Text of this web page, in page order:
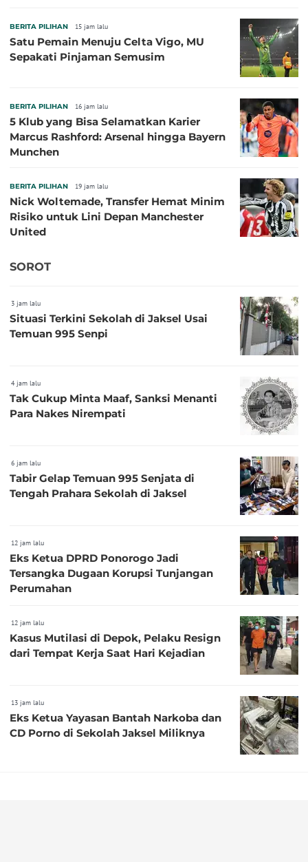
BERITA PILIHAN 15 jam lalu
Satu Pemain Menuju Celta Vigo, MU
Sepakati Pinjaman Semusim
BERITA PILIHAN 16 jam lalu
5 Klub yang Bisa Selamatkan Karier
Marcus Rashford: Arsenal hingga Bayern
Munchen
BERITA PILIHAN 19 jam lalu
Nick Woltemade, Transfer Hemat Minim
Risiko untuk Lini Depan Manchester
United
SOROT
3 jam lalu
Situasi Terkini Sekolah di Jaksel Usai
Temuan 995 Senpi
4 jam lalu
Tak Cukup Minta Maaf, Sanksi Menanti
Para Nakes Nirempati
6 jam lalu
Tabir Gelap Temuan 995 Senjata di
Tengah Prahara Sekolah di Jaksel
12 jam lalu
Eks Ketua DPRD Ponorogo Jadi
Tersangka Dugaan Korupsi Tunjangan
Perumahan
12 jam lalu
Kasus Mutilasi di Depok, Pelaku Resign
dari Tempat Kerja Saat Hari Kejadian
13 jam lalu
Eks Ketua Yayasan Bantah Narkoba dan
CD Porno di Sekolah Jaksel Miliknya